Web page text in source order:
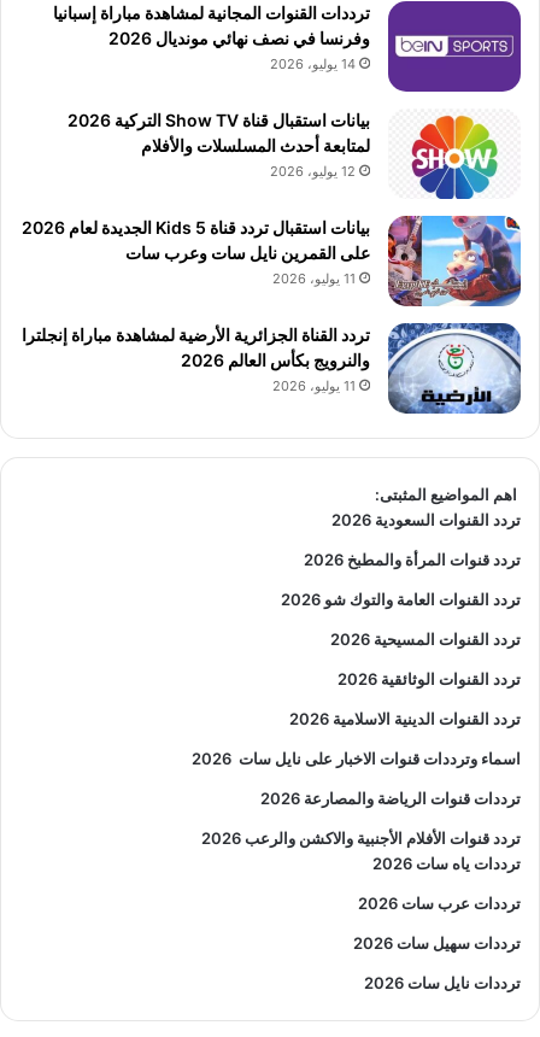
ترددات القنوات المجانية لمشاهدة مباراة إسبانيا
وفرنسا في نصف نهائي مونديال 2026
14 يوليو، 2026
بيانات استقبال قناة Show TV التركية 2026
لمتابعة أحدث المسلسلات والأفلام
12 يوليو، 2026
بيانات استقبال تردد قناة 5 Kids الجديدة لعام 2026
على القمرين نايل سات وعرب سات
11 يوليو، 2026
تردد القناة الجزائرية الأرضية لمشاهدة مباراة إنجلترا
والنرويج بكأس العالم 2026
11 يوليو، 2026
اهم المواضيع المثبتى:
تردد القنوات السعودية 2026
تردد قنوات المرأة والمطبخ 2026
تردد القنوات العامة والتوك شو 2026
تردد القنوات المسيحية 2026
تردد القنوات الوثائقية 2026
تردد القنوات الدينية الاسلامية 2026
اسماء وترددات قنوات الاخبار على نايل سات 2026
ترددات قنوات الرياضة والمصارعة 2026
تردد قنوات الأفلام الأجنبية والاكشن والرعب2026
ترددات ياه سات 2026
ترددات عرب سات 2026
ترددات سهيل سات 2026
ترددات نايل سات 2026